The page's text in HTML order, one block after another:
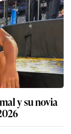
y su novia